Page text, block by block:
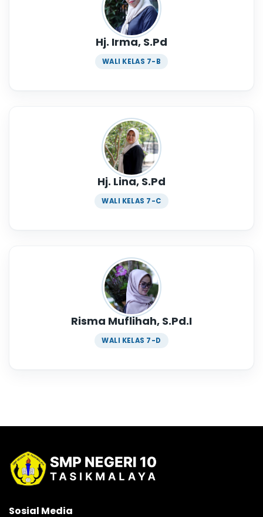
Hj. Irma, S.Pd
WALI KELAS 7-B
Hj. Lina, S.Pd
WALI KELAS 7-C
Risma Muflihah, S.Pd.I
WALI KELAS 7-D
Sosial Media